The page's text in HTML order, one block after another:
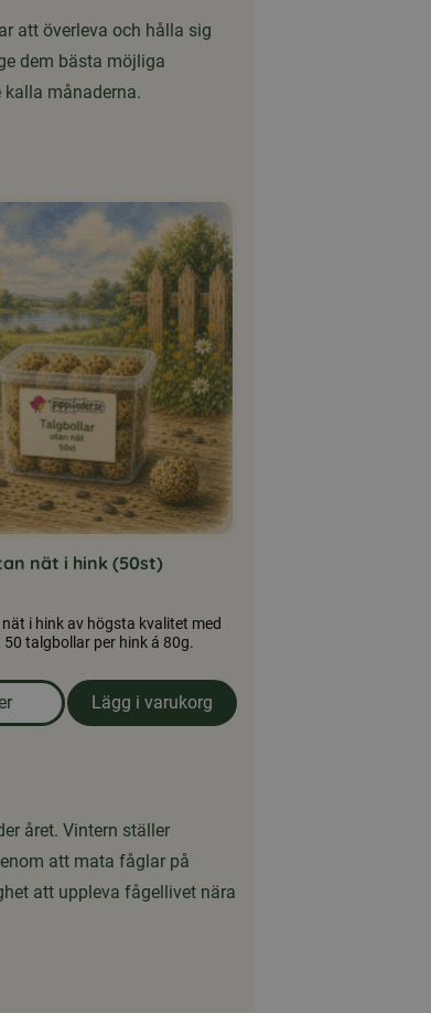
att överleva och hålla sig
dem bästa möjliga
månaderna.
nät i hink (50st)
i hink av högsta kvalitet med
50 talgbollar per hink á 80g.
produkten Talgbollar utan nät i hink (50st)
Lägg i varukorg
året. Vintern ställer
att mata fåglar på
att uppleva fågellivet nära